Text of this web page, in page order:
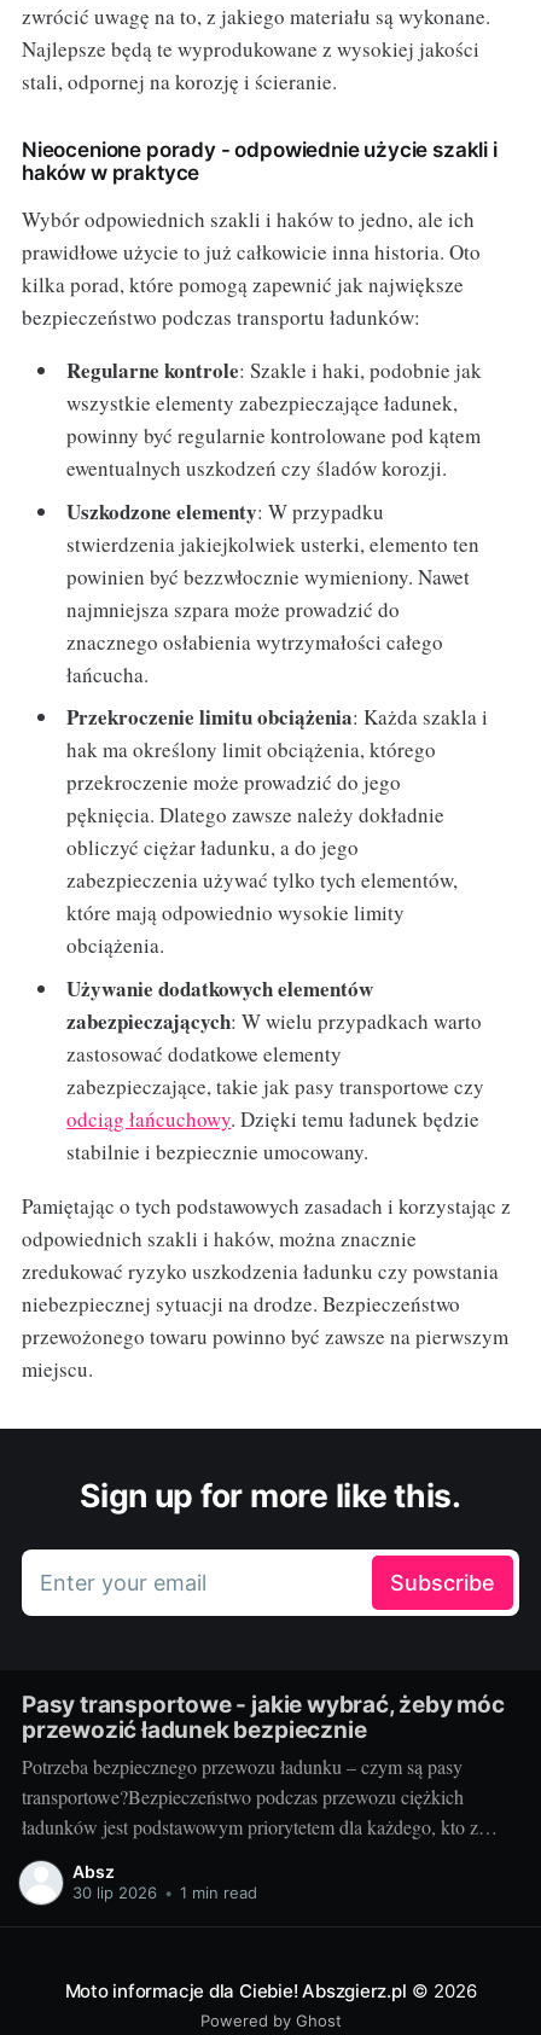
zwrócić uwagę na to, z jakiego materiału są wykonane.
Najlepsze będą te wyprodukowane z wysokiej jakości
stali, odpornej na korozję i ścieranie.
Nieocenione porady - odpowiednie użycie szakli i
haków w praktyce
Wybór odpowiednich szakli i haków to jedno, ale ich
prawidłowe użycie to już całkowicie inna historia. Oto
kilka porad, które pomogą zapewnić jak największe
bezpieczeństwo podczas transportu ładunków:
Regularne kontrole: Szakle i haki, podobnie jak
wszystkie elementy zabezpieczające ładunek,
powinny być regularnie kontrolowane pod kątem
ewentualnych uszkodzeń czy śladów korozji.
Uszkodzone elementy: W przypadku
stwierdzenia jakiejkolwiek usterki, elemento ten
powinien być bezzwłocznie wymieniony. Nawet
najmniejsza szpara może prowadzić do
znacznego osłabienia wytrzymałości całego
łańcucha.
Przekroczenie limitu obciążenia: Każda szakla i
hak ma określony limit obciążenia, którego
przekroczenie może prowadzić do jego
pęknięcia. Dlatego zawsze należy dokładnie
obliczyć ciężar ładunku, a do jego
zabezpieczenia używać tylko tych elementów,
które mają odpowiednio wysokie limity
obciążenia.
Używanie dodatkowych elementów
zabezpieczających: W wielu przypadkach warto
zastosować dodatkowe elementy
zabezpieczające, takie jak pasy transportowe czy
odciąg łańcuchowy. Dzięki temu ładunek będzie
stabilnie i bezpiecznie umocowany.
Pamiętając o tych podstawowych zasadach i korzystając z
odpowiednich szakli i haków, można znacznie
zredukować ryzyko uszkodzenia ładunku czy powstania
niebezpiecznej sytuacji na drodze. Bezpieczeństwo
przewożonego towaru powinno być zawsze na pierwszym
miejscu.
Sign up for more like this.
Enter your email Subscribe
Pasy transportowe - jakie wybrać, żeby móc
przewozić ładunek bezpiecznie
Potrzeba bezpiecznego przewozu ładunku – czym są pasy
transportowe?Bezpieczeństwo podczas przewozu ciężkich
ładunków jest podstawowym priorytetem dla każdego, kto z
powodzeniem chce prowadzić biznes w branży transportowej.
Aby zapewnić stabilność mocowania oraz uniknąć potencjalnie
kluczowych elementów tego
Absz
30 lip 2026 • 1 min read
Moto informacje dla Ciebie! Abszgierz.pl © 2026
Powered by Ghost